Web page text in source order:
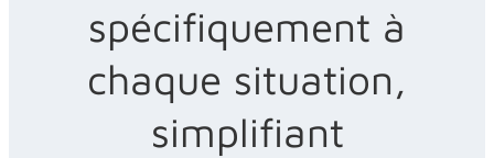
spécifiquement à
chaque situation,
simplifiant